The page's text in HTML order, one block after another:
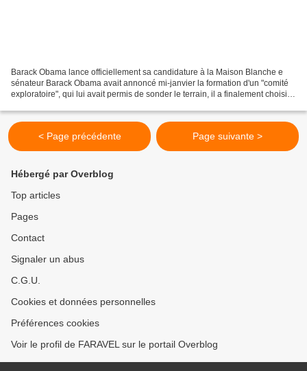
Barack Obama lance officiellement sa candidature à la Maison Blanche e
sénateur Barack Obama avait annoncé mi-janvier la formation d'un "comité
exploratoire", qui lui avait permis de sonder le terrain, il a finalement choisi
< Page précédente Page suivante >
Hébergé par Overblog
Top articles
Pages
Contact
Signaler un abus
C.G.U.
Cookies et données personnelles
Préférences cookies
Voir le profil de FARAVEL sur le portail Overblog